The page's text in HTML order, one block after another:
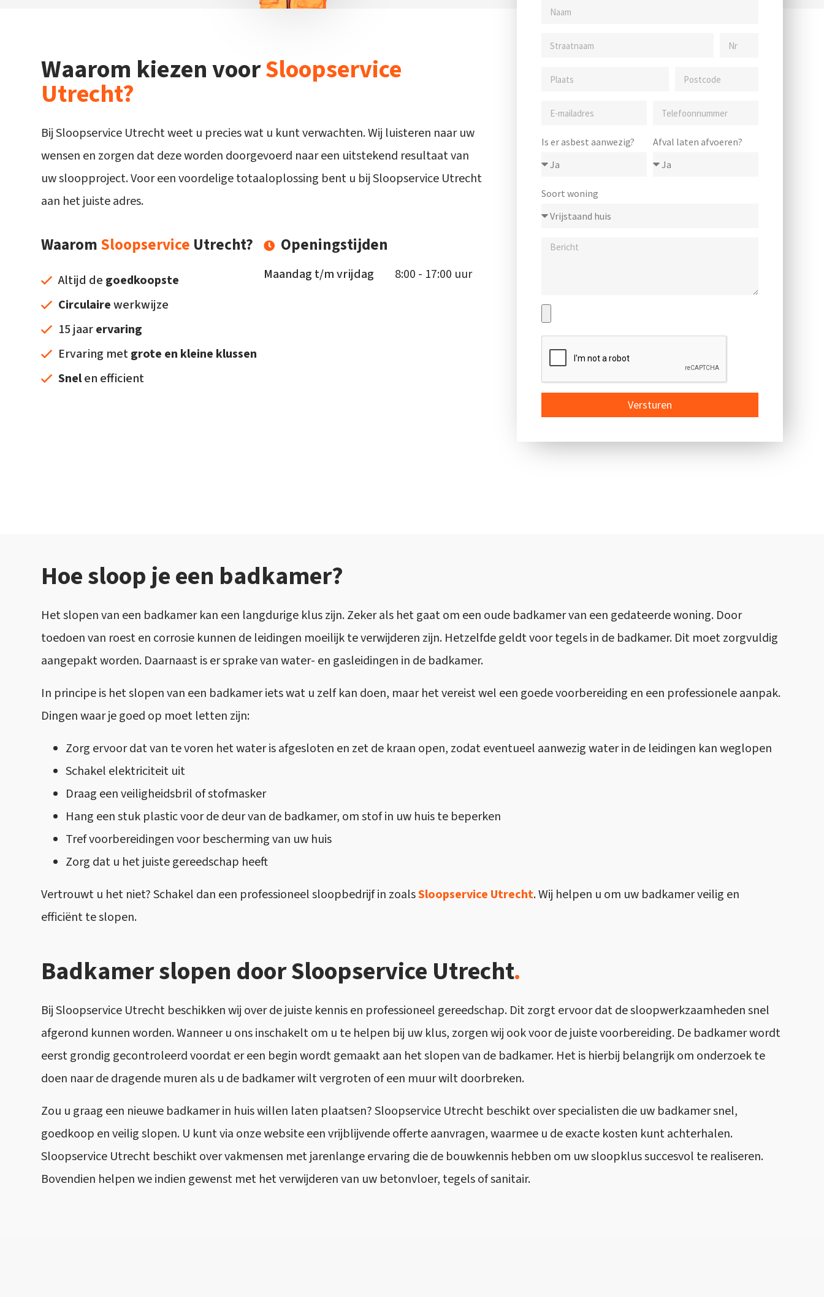
Waarom kiezen voorSloopservice
Utrecht?
Bij Sloopservice Utrecht weet u precies wat u kunt verwachten. Wij luisteren naar uw
wensen en zorgen dat deze worden doorgevoerd naar een uitstekend resultaat van
uw sloopproject. Voor een voordelige totaaloplossing bent u bij Sloopservice Utrecht
aan het juiste adres.
WaaromSloopservice Utrecht?
Altijd de goedkoopste
Circulairewerkwijze
15 jaarervaring
Ervaring metgrote en kleine klussen
Snelen efficient
Openingstijden
Maandag t/m vrijdag 8:00 - 17:00 uur
Is er asbest aanwezig? Afval laten afvoeren?
Soort woning
Versturen
Hoe sloop je een badkamer?
Het slopen van een badkamer kan een langdurige klus zijn. Zeker als het gaat om een oude badkamer van een gedateerde woning. Door
toedoen van roest en corrosie kunnen de leidingen moeilijk te verwijderen zijn. Hetzelfde geldt voor tegels in de badkamer. Dit moet zorgvuldig
aangepakt worden. Daarnaast is er sprake van water- en gasleidingen in de badkamer.
In principe is het slopen van een badkamer iets wat u zelf kan doen, maar het vereist wel een goede voorbereiding en een professionele aanpak.
Dingen waar je goed op moet letten zijn:
Zorg ervoor dat van te voren het water is afgesloten en zet de kraan open, zodat eventueel aanwezig water in de leidingen kan weglopen
Schakel elektriciteit uit
Draag een veiligheidsbril of stofmasker
Hang een stuk plastic voor de deur van de badkamer, om stof in uw huis te beperken
Tref voorbereidingen voor bescherming van uw huis
Zorg dat u het juiste gereedschap heeft
Vertrouwt u het niet? Schakel dan een professioneel sloopbedrijf in zoalsSloopservice Utrecht. Wij helpen u om uw badkamer veilig en
efficiënt te slopen.
Badkamer slopen door Sloopservice Utrecht.
Bij Sloopservice Utrecht beschikken wij over de juiste kennis en professioneel gereedschap. Dit zorgt ervoor dat de sloopwerkzaamheden snel
afgerond kunnen worden. Wanneer u ons inschakelt om u te helpen bij uw klus, zorgen wij ook voor de juiste voorbereiding. De badkamer wordt
eerst grondig gecontroleerd voordat er een begin wordt gemaakt aan het slopen van de badkamer. Het is hierbij belangrijk om onderzoek te
doen naar de dragende muren als u de badkamer wilt vergroten of een muur wilt doorbreken.
Zou u graag een nieuwe badkamer in huis willen laten plaatsen? Sloopservice Utrecht beschikt over specialisten die uw badkamer snel,
goedkoop en veilig slopen. U kunt via onze website een vrijblijvende offerte aanvragen, waarmee u de exacte kosten kunt achterhalen.
Sloopservice Utrecht beschikt over vakmensen met jarenlange ervaring die de bouwkennis hebben om uw sloopklus succesvol te realiseren.
Bovendien helpen we indien gewenst met het verwijderen van uw betonvloer, tegels of sanitair.